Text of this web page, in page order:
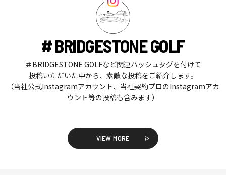
# BRIDGESTONE GOLF
＃BRIDGESTONE GOLFなど関連ハッシュタグを付けて
投稿いただいた中から、素敵な投稿をご紹介します。
（当社公式Instagramアカウント、当社契約プロのInstagramアカ
ウント等の投稿も含みます）
VIEW MORE